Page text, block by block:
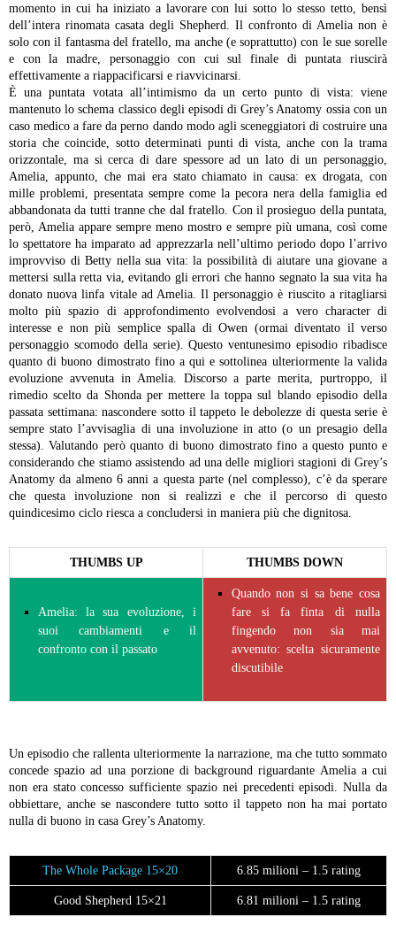
momento in cui ha iniziato a lavorare con lui sotto lo stesso tetto, bensì
dell’intera rinomata casata degli Shepherd. Il confronto di Amelia non è
solo con il fantasma del fratello, ma anche (e soprattutto) con le sue sorelle
e con la madre, personaggio con cui sul finale di puntata riuscirà
effettivamente a riappacificarsi e riavvicinarsi.
È una puntata votata all’intimismo da un certo punto di vista: viene
mantenuto lo schema classico degli episodi di Grey’s Anatomy ossia con un
caso medico a fare da perno dando modo agli sceneggiatori di costruire una
storia che coincide, sotto determinati punti di vista, anche con la trama
orizzontale, ma si cerca di dare spessore ad un lato di un personaggio,
Amelia, appunto, che mai era stato chiamato in causa: ex drogata, con
mille problemi, presentata sempre come la pecora nera della famiglia ed
abbandonata da tutti tranne che dal fratello. Con il prosieguo della puntata,
però, Amelia appare sempre meno mostro e sempre più umana, così come
lo spettatore ha imparato ad apprezzarla nell’ultimo periodo dopo l’arrivo
improvviso di Betty nella sua vita: la possibilità di aiutare una giovane a
mettersi sulla retta via, evitando gli errori che hanno segnato la sua vita ha
donato nuova linfa vitale ad Amelia. Il personaggio è riuscito a ritagliarsi
molto più spazio di approfondimento evolvendosi a vero character di
interesse e non più semplice spalla di Owen (ormai diventato il verso
personaggio scomodo della serie).
Questo ventunesimo episodio ribadisce
quanto di buono dimostrato fino a qui e sottolinea ulteriormente la valida
evoluzione avvenuta in Amelia.
Discorso a parte merita, purtroppo, il
rimedio scelto da Shonda per mettere la toppa sul blando episodio della
passata settimana: nascondere sotto il tappeto le debolezze di questa serie è
sempre stato l’avvisaglia di una involuzione in atto (o un presagio della
stessa). Valutando però quanto di buono dimostrato fino a questo punto e
considerando che stiamo assistendo ad una delle migliori stagioni di Grey’s
Anatomy da almeno 6 anni a questa parte (nel complesso), c’è da sperare
che questa involuzione non si realizzi e che il percorso di questo
quindicesimo ciclo riesca a concludersi in maniera più che dignitosa.
THUMBS UP THUMBS DOWN
Amelia: la sua evoluzione, i
suoi cambiamenti e il
confronto con il passato
Quando non si sa bene cosa
fare si fa finta di nulla
fingendo non sia mai
avvenuto: scelta sicuramente
discutibile
Un episodio che rallenta ulteriormente la narrazione, ma che tutto sommato
concede spazio ad una porzione di background riguardante Amelia a cui
non era stato concesso sufficiente spazio nei precedenti episodi. Nulla da
obbiettare, anche se nascondere tutto sotto il tappeto non ha mai portato
nulla di buono in casa Grey’s Anatomy.
The Whole Package 15×20 6.85 milioni – 1.5 rating
Good Shepherd 15×21 6.81 milioni – 1.5 rating